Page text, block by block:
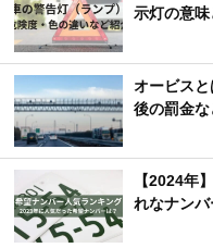
示灯の意味
オービス
後の罰金
【2024年
れなナン